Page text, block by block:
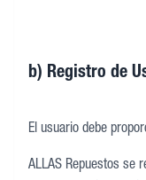
b) Registro de
El usuario debe
ALLAS Repuestos se